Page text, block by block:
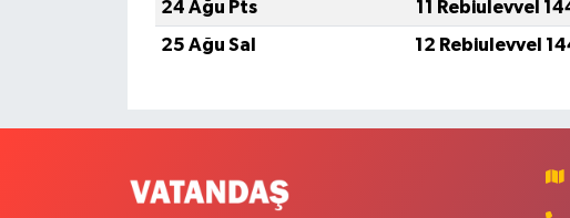
24 Ağu Pts
11 Rebiulevvel
25 Ağu Sal
12 Rebiulevvel